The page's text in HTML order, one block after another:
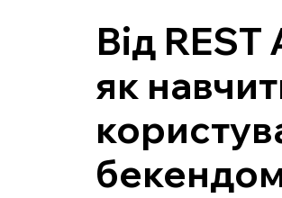
Від REST
як